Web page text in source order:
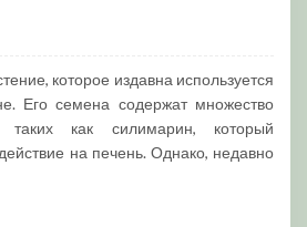
которое издавна используется
Его семена содержат множество
таких как силимарин, который
на печень. Однако, недавно